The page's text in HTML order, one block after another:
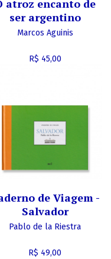
atroz encanto de
ser argentino
Marcos Aguinis
R$ 45,00
de Viagem -
Salvador
Pablo de la Riestra
R$ 49,00